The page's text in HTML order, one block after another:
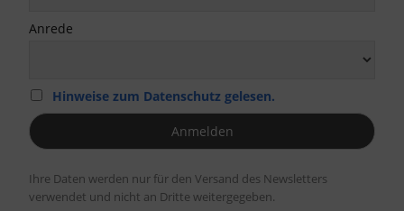
Anrede
Hinweise zum Datenschutz gelesen.
Ihre Daten werden nur für den Versand des Newsletters
verwendet und nicht an Dritte weitergegeben.